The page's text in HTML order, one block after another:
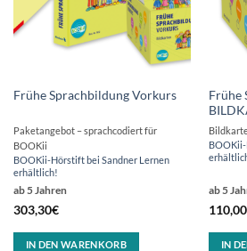
Frühe Sprachbildung Vorkurs
ab 5 Jahren
303,30€
Paketangebot – sprachcodiert für
BOOKii
BOOKii-Hörstift bei Sandner Lernen
erhältlich!
IN DEN WARENKORB
Frühe
ab 5
110,00
IN